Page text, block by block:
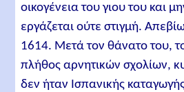
οικογένεια του γιου του και
εργάζεται ούτε στιγμή.
1614. Μετά τον θάνατο του,
πλήθος αρνητικών σχολίων,
δεν ήταν Ισπανικής